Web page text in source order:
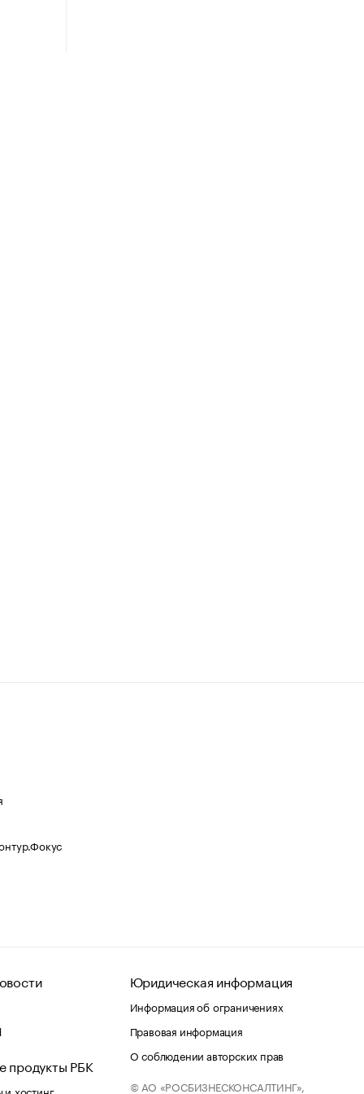
продукты РБК
хостинг
Юридическая информация
Информация об ограничениях
Правовая информация
О соблюдении авторских прав
© АО «РОСБИЗНЕСКОНСАЛТИНГ»,